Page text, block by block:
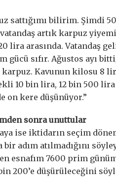
sattığımı bilirim. Şimdi
artık karpuz
lira arasında. Vatandaş
gücü sıfır. Ağustos ayı
Kavunun kilosu 8
10 bin lira, 12 bin 500
on kere düşünüyor.”
sonra unuttular
ise iktidarın seçim
adım atılmadığını
esnafım 7600 prim
200’e düşürüleceğini